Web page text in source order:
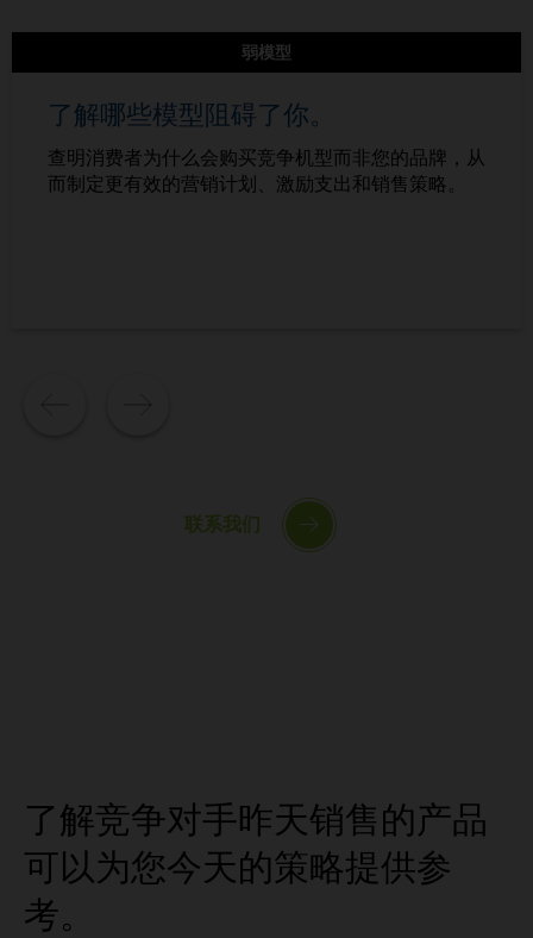
弱模型
了解哪些模型阻碍了你。
查明消费者为什么会购买竞争机型而非您的品牌，从
而制定更有效的营销计划、激励支出和销售策略。
联系我们
了解竞争对手昨天销售的产品
可以为您今天的策略提供参
考。